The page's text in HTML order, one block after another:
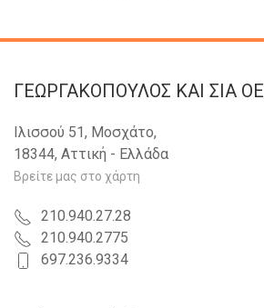
ΓΕΩΡΓΑΚΟΠΟΥΛΟΣ KAI ΣΙΑ OE
Ιλισσού 51, Μοσχάτο,
18344, Αττική - Ελλάδα
Βρείτε μας στο χάρτη
210.940.27.28
210.940.2775
697.236.9334